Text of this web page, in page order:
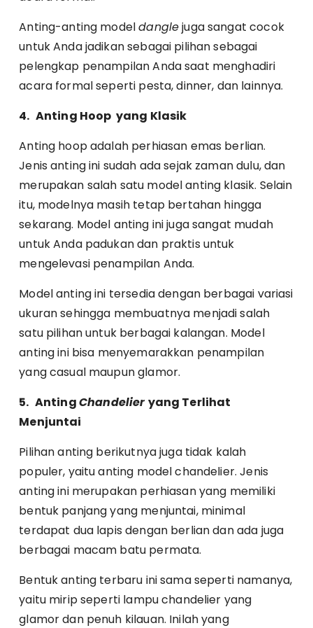
Anting-anting modeldanglejuga sangat cocok
untuk Anda jadikan sebagai pilihan sebagai
pelengkap penampilan Anda saat menghadiri
acara formal seperti pesta, dinner, dan lainnya.
4. Anting Hoop yang Klasik
Anting hoop adalah perhiasan emas berlian.
Jenis anting ini sudah ada sejak zaman dulu, dan
merupakan salah satu model anting klasik. Selain
itu, modelnya masih tetap bertahan hingga
sekarang. Model anting ini juga sangat mudah
untuk Anda padukan dan praktis untuk
mengelevasi penampilan Anda.
Model anting ini tersedia dengan berbagai variasi
ukuran sehingga membuatnya menjadi salah
satu pilihan untuk berbagai kalangan. Model
anting ini bisa menyemarakkan penampilan
yang casual maupun glamor.
5. AntingChandelieryang Terlihat
Menjuntai
Pilihan anting berikutnya juga tidak kalah
populer, yaitu anting model chandelier. Jenis
anting ini merupakan perhiasan yang memiliki
bentuk panjang yang menjuntai, minimal
terdapat dua lapis dengan berlian dan ada juga
berbagai macam batu permata.
Bentuk anting terbaru ini sama seperti namanya,
yaitu mirip seperti lampu chandelier yang
glamor dan penuh kilauan. Inilah yang